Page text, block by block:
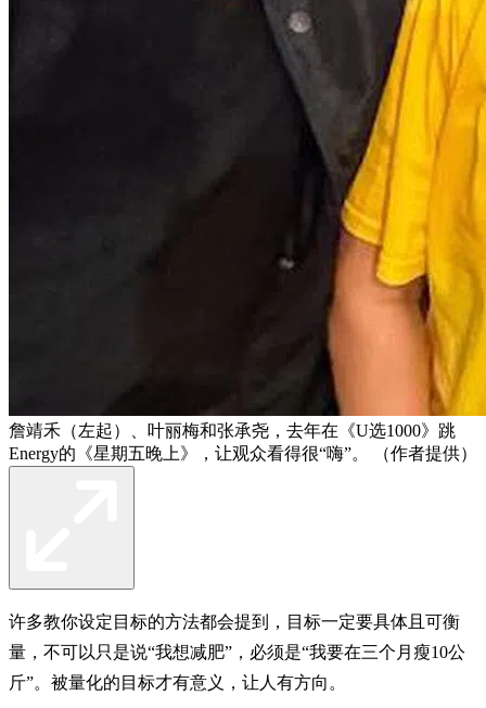
詹靖禾（左起）、叶丽梅和张承尧，去年在《U选1000》跳
Energy的《星期五晚上》，让观众看得很“嗨”。 （作者提供）
许多教你设定目标的方法都会提到，目标一定要具体且可衡
量，不可以只是说“我想减肥”，必须是“我要在三个月瘦10公
斤”。被量化的目标才有意义，让人有方向。